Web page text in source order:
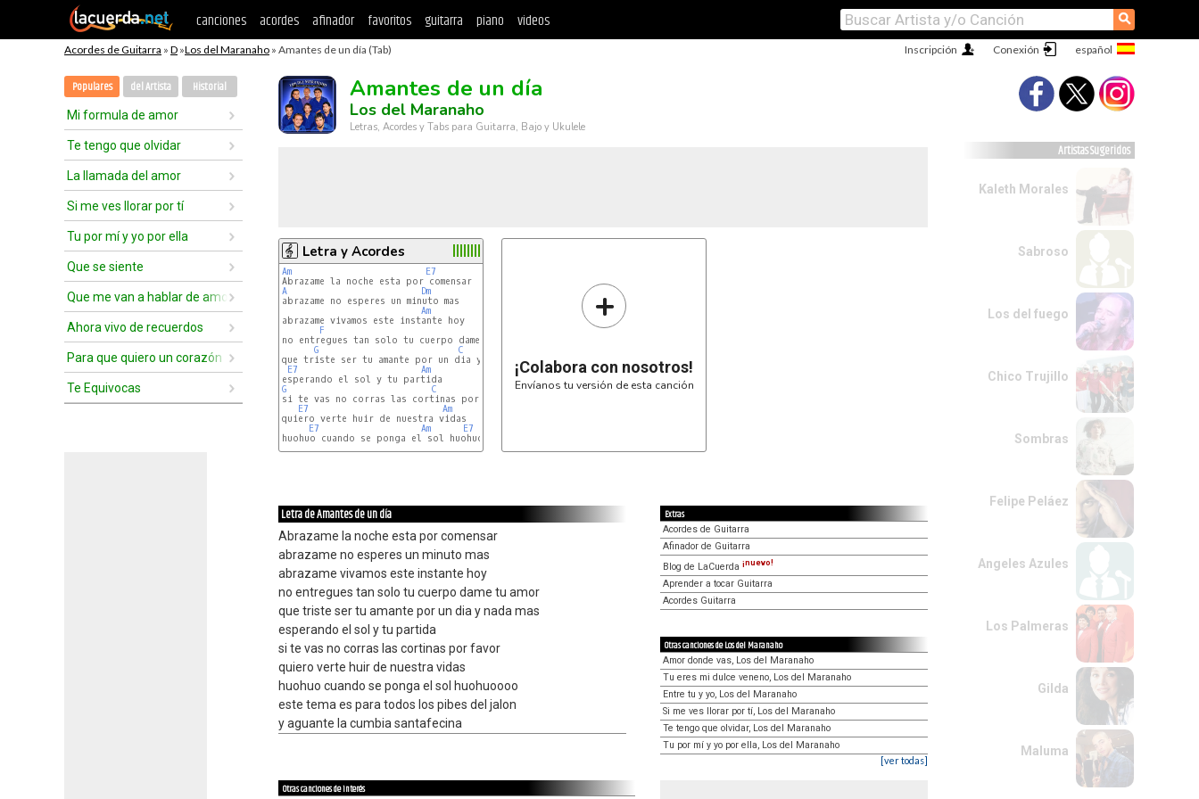
canciones acordes afinador favoritos guitarra piano videos ⚲
Acordes de Guitarra » D »Los del Maranaho » Amantes de un día (Tab) Conexión
Inscripción
Populares del Artista Historial
Mi formula de amor
Te tengo que olvidar
La llamada del amor
Si me ves llorar por tí
Tu por mí y yo por ella
Que se siente
Que me van a hablar de amor
Ahora vivo de recuerdos
Para que quiero un corazón
Te Equivocas
Amantes de un día
Los del Maranaho
Letras, Acordes y Tabs para Guitarra, Bajo y Ukulele
Letra y Acordes
Am
E7
A
Dm
abrazame no esperes un minuto mas
Am
abrazame vivamos este instante hoy
F
no entregues tan solo tu cuerpo dame tu amor
G
C
que triste ser tu amante por un dia y nada mas
E7
Am
G
C
si te vas no corras las cortinas por favor
E7
Am
quiero verte huir de nuestra vidas
E7
Am
E7
huohuo cuando se ponga el sol huohuoooo
+
¡Colabora con nosotros!
Envíanos tu versión de esta canción
Letra de Amantes de un día
Abrazame la noche esta por comensar
abrazame no esperes un minuto mas
abrazame vivamos este instante hoy
no entregues tan solo tu cuerpo dame tu amor
que triste ser tu amante por un dia y nada mas
esperando el sol y tu partida
si te vas no corras las cortinas por favor
quiero verte huir de nuestra vidas
huohuo cuando se ponga el sol huohuoooo
este tema es para todos los pibes del jalon
y aguante la cumbia santafecina
Extras
Acordes de Guitarra
Afinador de Guitarra
Blog de LaCuerda ¡nuevo!
Aprender a tocar Guitarra
Acordes Guitarra
Otras canciones de Los del Maranaho
Amor donde vas, Los del Maranaho
Tu eres mi dulce veneno, Los del Maranaho
Entre tu y yo, Los del Maranaho
Si me ves llorar por tí, Los del Maranaho
Te tengo que olvidar, Los del Maranaho
Tu por mí y yo por ella, Los del Maranaho
[ver todas]
Otras canciones de interés
Artistas Sugeridos
Kaleth Morales
Sabroso
Los del fuego
Chico Trujillo
Sombras
Felipe Peláez
Angeles Azules
Los Palmeras
Gilda
Maluma